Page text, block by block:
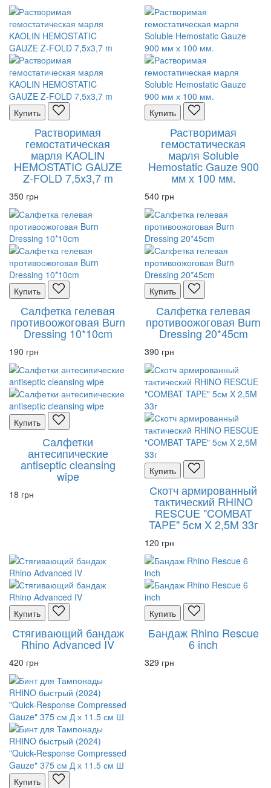
Купить
Растворимая
гемостатическая
марля KAOLIN
HEMOSTATIC GAUZE
Z-FOLD 7,5x3,7 m
350 грн
Купить
Растворимая
гемостатическая
марля Soluble
Hemostatic Gauze 900
мм х 100 мм.
540 грн
Купить
Салфетка гелевая
противоожоговая Burn
Dressing 10*10cm
190 грн
Купить
Салфетка гелевая
противоожоговая Burn
Dressing 20*45cm
390 грн
Купить
Салфетки
антесипические
antiseptic cleansing
wipe
18 грн
Купить
Скотч армированный
тактический RHINO
RESCUE "COMBAT
TAPE" 5см X 2,5M 33г
120 грн
Купить
Стягивающий бандаж
Rhino Advanced IV
420 грн
Купить
Бандаж Rhino Rescue
6 inch
329 грн
Купить